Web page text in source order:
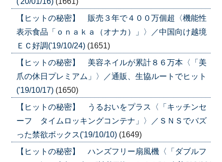
【ヒットの秘密】 販売３年で４００万個超〈機能性
表示食品「ｏｎａｋａ（オナカ）」〉／中国向け越境
ＥＣ好調('19/10/24) (1651)
【ヒットの秘密】 美容ネイルが累計８６万本〈「美
爪の休日プレミアム」〉／通販、生協ルートでヒット
('19/10/17) (1650)
【ヒットの秘密】 うるおいをプラス〈「キッチンセ
ーフ タイムロッキングコンテナ」〉／ＳＮＳでバズ
った禁欲ボックス('19/10/10) (1649)
【ヒットの秘密】 ハンズフリー扇風機〈「ダブルフ